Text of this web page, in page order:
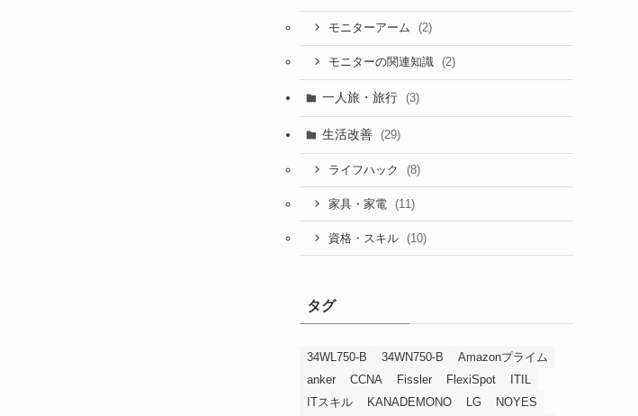
モニターアーム (2)
モニターの関連知識 (2)
一人旅・旅行 (3)
生活改善 (29)
ライフハック (8)
家具・家電 (11)
資格・スキル (10)
タグ
34WL750-B 34WN750-B
Amazonプライム
anker
CCNA Fissler FlexiSpot
ITIL
ITスキル
KANADEMONO LG
NOYES